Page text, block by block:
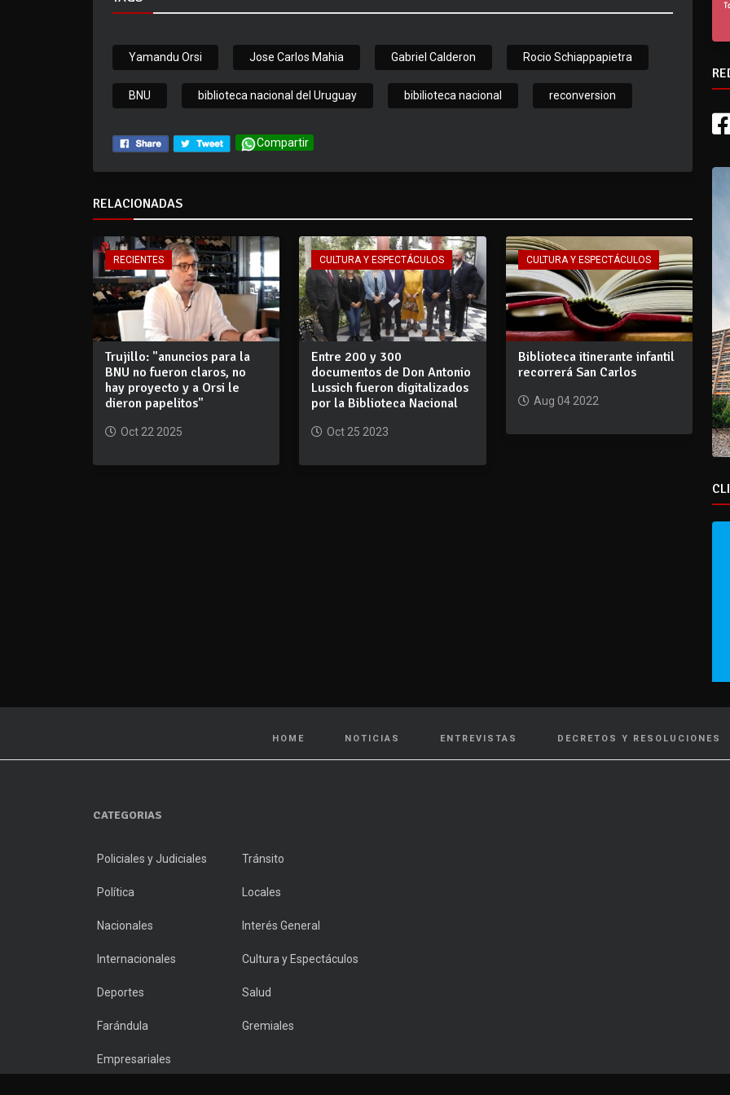
Yamandu Orsi Jose Carlos Mahia Gabriel Calderon Rocio Schiappapietra
BNU biblioteca nacional del Uruguay bibilioteca nacional reconversion
Compartir
RELACIONADAS
RECIENTES
Trujillo: "anuncios para la
BNU no fueron claros, no
hay proyecto y a Orsi le
dieron papelitos"
Oct 22 2025
CULTURA Y ESPECTÁCULOS
Entre 200 y 300
documentos de Don Antonio
Lussich fueron digitalizados
por la Biblioteca Nacional
Oct 25 2023
CULTURA Y ESPECTÁCULOS
Biblioteca itinerante infantil
recorrerá San Carlos
Aug 04 2022
HOME NOTICIAS ENTREVISTAS DECRETOS Y RESOLUCIONES
CATEGORIAS
Policiales y Judiciales Tránsito
Política Locales
Nacionales Interés General
Internacionales Cultura y Espectáculos
Deportes Salud
Farándula Gremiales
Empresariales